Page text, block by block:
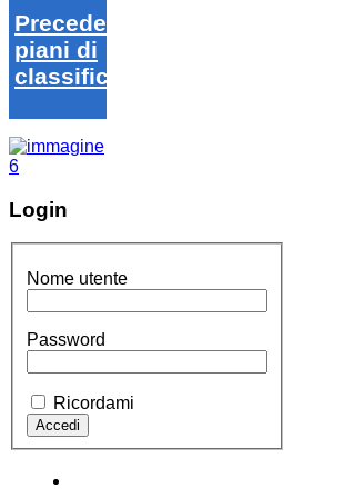
Precedenti
piani di
classifica
Login
Nome utente
Password
Ricordami